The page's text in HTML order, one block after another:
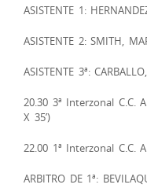
ASISTENTE 1:
ASISTENTE 2: SMITH,
ASISTENTE 3ª:
20.30 3ª Interzonal C.C.
X 35’)
22.00 1ª Interzonal C.C.
ARBITRO DE 1ª: